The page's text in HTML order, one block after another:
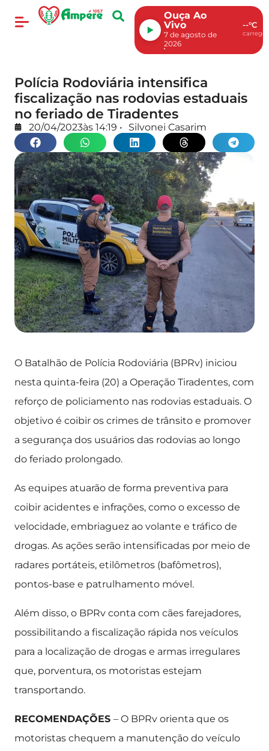
Ouça Ao
Vivo
7 de agosto de
2026
--°C
Polícia Rodoviária intensifica
fiscalização nas rodovias estaduais
no feriado de Tiradentes
20/04/2023às 14:19 • Silvonei Casarim
O Batalhão de Polícia Rodoviária (BPRv) iniciou
nesta quinta-feira (20) a Operação Tiradentes, com
reforço de policiamento nas rodovias estaduais. O
objetivo é coibir os crimes de trânsito e promover
a segurança dos usuários das rodovias ao longo
do feriado prolongado.
As equipes atuarão de forma preventiva para
coibir acidentes e infrações, como o excesso de
velocidade, embriaguez ao volante e tráfico de
drogas. As ações serão intensificadas por meio de
radares portáteis, etilômetros (bafômetros),
pontos-base e patrulhamento móvel.
Além disso, o BPRv conta com cães farejadores,
possibilitando a fiscalização rápida nos veículos
para a localização de drogas e armas irregulares
que, porventura, os motoristas estejam
transportando.
RECOMENDAÇÕES – O BPRv orienta que os
motoristas chequem a manutenção do veículo